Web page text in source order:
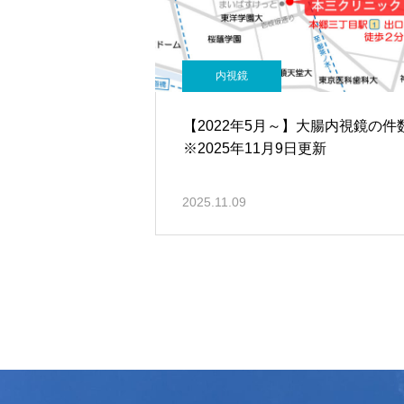
内視鏡
【2022年5月～】大腸内視鏡の
※2025年11月9日更新
2025.11.09